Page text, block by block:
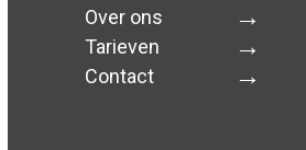
Over ons
Tarieven
Contact